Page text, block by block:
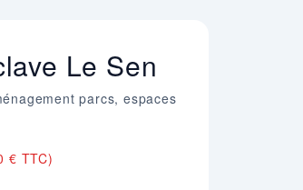
Le Sen
parcs, espaces
€ TTC)